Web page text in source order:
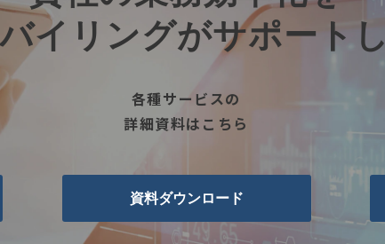
イリングがサポート
各種サービスの
詳細資料はこちら
資料ダウンロード